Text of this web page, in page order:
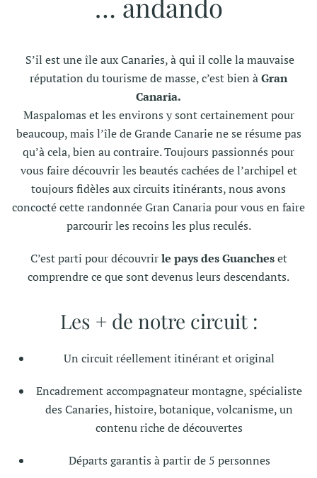
S’il est une île aux Canaries, à qui il colle la mauvaise
réputation du tourisme de masse, c’est bien àGran
Canaria.
Maspalomas et les environs y sont certainement pour
beaucoup, mais l’île de Grande Canarie ne se résume pas
qu’à cela, bien au contraire. Toujours passionnés pour
vous faire découvrir les beautés cachées de l’archipel et
toujours fidèles aux circuits itinérants, nous avons
concocté cette randonnée Gran Canaria pour vous en faire
parcourir les recoins les plus reculés.
C’est parti pour découvrirle pays des Guancheset
comprendre ce que sont devenus leurs descendants.
Les + de notre circuit :
Un circuit réellement itinérant et original
Encadrement accompagnateur montagne, spécialiste
des Canaries, histoire, botanique, volcanisme, un
contenu riche de découvertes
Départs garantis à partir de 5 personnes